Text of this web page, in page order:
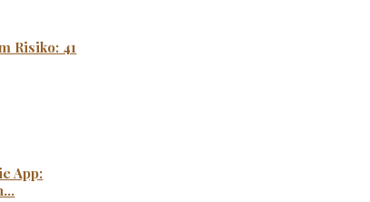
Risiko: 41
App: